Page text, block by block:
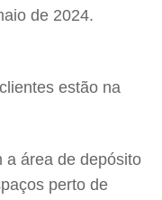
de 2024.
estão na
a área de depósito
perto de